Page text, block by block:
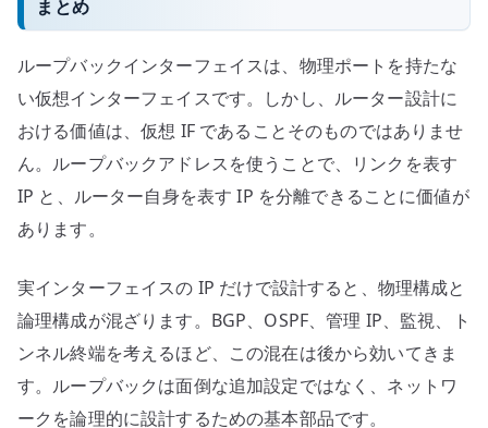
まとめ
ループバックインターフェイスは、物理ポートを持たな
い仮想インターフェイスです。しかし、ルーター設計に
おける価値は、仮想 IF であることそのものではありませ
ん。ループバックアドレスを使うことで、リンクを表す
IP と、ルーター自身を表す IP を分離できることに価値が
あります。
実インターフェイスの IP だけで設計すると、物理構成と
論理構成が混ざります。BGP、OSPF、管理 IP、監視、ト
ンネル終端を考えるほど、この混在は後から効いてきま
す。ループバックは面倒な追加設定ではなく、ネットワ
ークを論理的に設計するための基本部品です。